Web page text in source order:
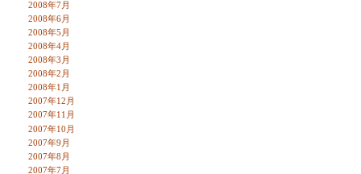
2008年7月
2008年6月
2008年5月
2008年4月
2008年3月
2008年2月
2008年1月
2007年12月
2007年11月
2007年10月
2007年9月
2007年8月
2007年7月